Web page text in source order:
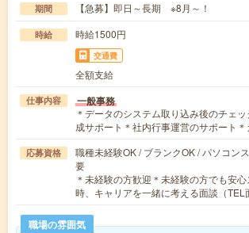
期間 【急募】即日～長期 ※8月～！
時給 時給1500円
交通費
全額支給
仕事内容 一般事務
＊データのシステム取り込み後のチェ
成サポート＊社内行事運営のサポート
応募資格
職種未経験OK / ブランクOK / パソコン
要
＊未経験の方歓迎＊未経験の方でも安
時、キャリアを一緒に考える面談（
職場の雰囲気